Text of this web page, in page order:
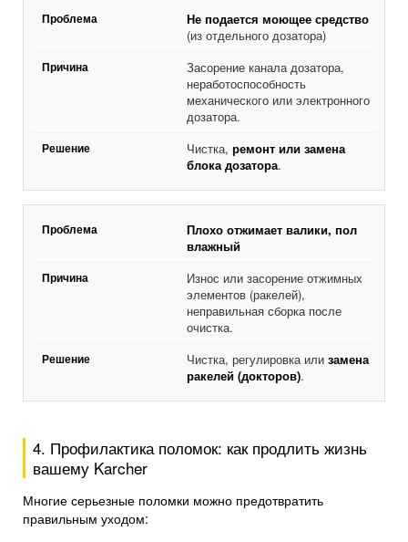
Не подается моющее средство
(из отдельного дозатора)
Засорение канала дозатора,
неработоспособность
механического или электронного
дозатора.
Чистка,ремонт или замена
блока дозатора.
Плохо отжимает валики, пол
влажный
Износ или засорение отжимных
элементов (ракелей),
неправильная сборка после
очистка.
Чистка, регулировка илизамена
ракелей (докторов).
4. Профилактика поломок: как продлить жизнь
вашему Karcher
Многие серьезные поломки можно предотвратить
правильным уходом: